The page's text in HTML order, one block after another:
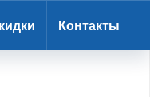
Контакты